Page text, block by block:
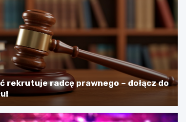
rekrutuje radcę prawnego – dołącz do